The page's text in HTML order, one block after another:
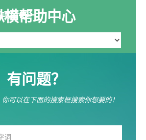
横帮助中心
目每一
有问题？
可以在下面的搜索框搜索你想要的！